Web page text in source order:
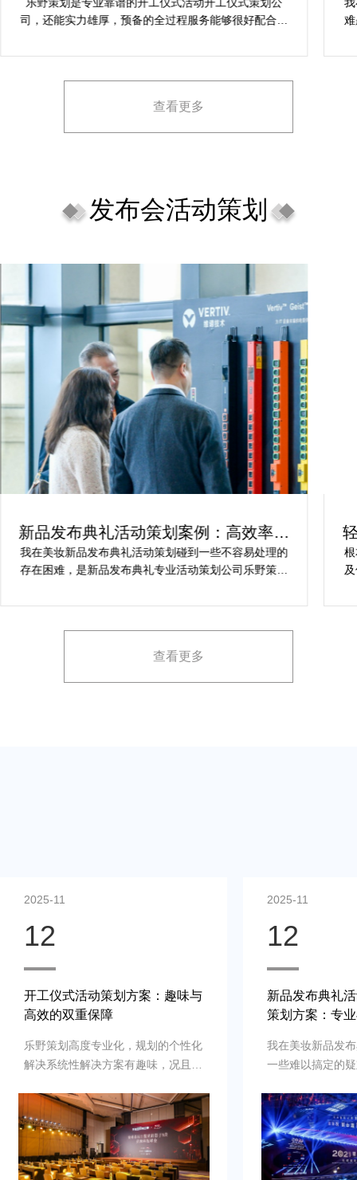
服务
司，还能实力雄厚，预备的全过程服务能够很好配合我
场开工仪式活动策划，欣然愿意力推给须要发现开工仪
查看更多
发布会活动策划
新品发布典礼活动策划案例：高效率解
决且透明的确定
我在美妆新品发布典礼活动策划碰到一些不容易处理的
存在困难，是新品发布典礼专业活动策划公司乐野策划
格，整个美妆新品发布典礼活动策划完美相得益彰，下
查看更多
2025-11
12
开工仪式活动策划方案：趣味与
高效的双重保障
乐野策划高度专业化，规划的个性化
解决系统性解决方案有趣味，况且还
开工仪式活动策划的需要，是策划开
工仪式活动公司的最佳选择！
2025-11
12
新品发布典礼
策划方案：专
我在美妆新品发
一些难以搞定的
助我完成，而且
意，重点考虑设
品发布典礼活动
有需要还会选择